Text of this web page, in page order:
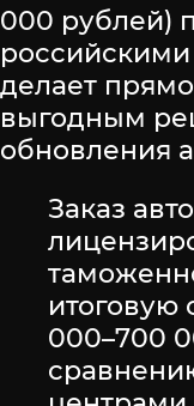
000 рублей)
российскими
делает
выгодным
обновления
Заказ
итоговую
000–700